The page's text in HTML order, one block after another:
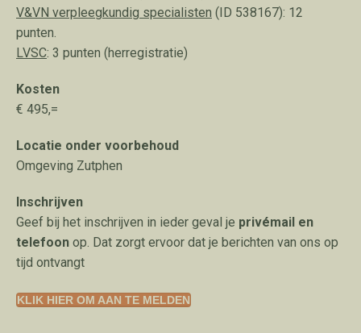
V&VN verpleegkundig specialisten (ID 538167): 12
punten.
LVSC: 3 punten (herregistratie)
Kosten
€ 495,=
Locatie onder voorbehoud
Omgeving Zutphen
Inschrijven
Geef bij het inschrijven in ieder geval je privémail en
telefoon op. Dat zorgt ervoor dat je berichten van ons op
tijd ontvangt
KLIK HIER OM AAN TE MELDEN